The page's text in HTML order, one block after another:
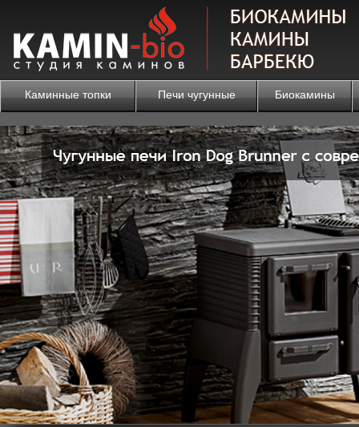
Каминные топки Печи чугунные Биокамины